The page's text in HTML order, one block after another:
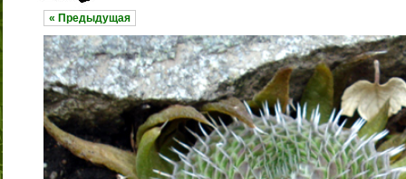
« Предыдущая